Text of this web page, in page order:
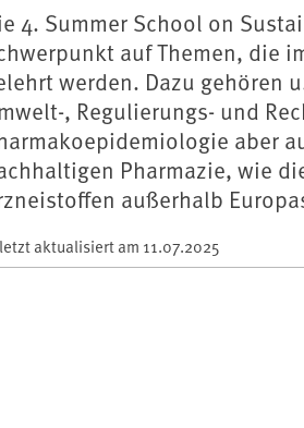
4. Summer School on
auf Themen, die
werden. Dazu gehören
, Regulierungs- und
aber
Pharmazie, wie
außerhalb
aktualisiert am 11.07.2025